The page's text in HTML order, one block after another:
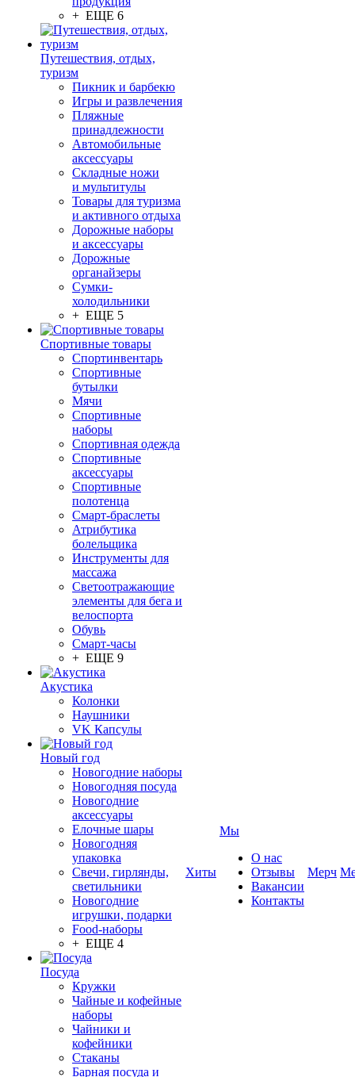
+ ЕЩЕ 6
Путешествия, отдых,
туризм
Пикник и барбекю
Игры и развлечения
Пляжные
принадлежности
Автомобильные
аксессуары
Складные ножи
и мультитулы
Товары для туризма
и активного отдыха
Дорожные наборы
и аксессуары
Дорожные
органайзеры
Сумки-
холодильники
+ ЕЩЕ 5
Спортивные товары
Спортинвентарь
Спортивные
бутылки
Мячи
Спортивные
наборы
Спортивная одежда
Спортивные
аксессуары
Спортивные
полотенца
Смарт-браслеты
Атрибутика
болельщика
Инструменты для
массажа
Светоотражающие
элементы для бега и
велоспорта
Обувь
Смарт-часы
+ ЕЩЕ 9
Акустика
Колонки
Наушники
VK Капсулы
Новый год
Новогодние наборы
Новогодняя посуда
Новогодние
аксессуары
Елочные шары
Новогодняя
упаковка
Свечи, гирлянды,
светильники
Новогодние
игрушки, подарки
Food-наборы
+ ЕЩЕ 4
Посуда
Кружки
Чайные и кофейные
наборы
Чайники и
кофейники
Стаканы
Барная посуда и
Хиты
Мы
О нас
Отзывы
Вакансии
Контакты
Мерч